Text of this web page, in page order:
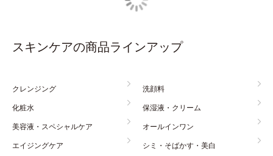
スキンケアの商品ラインアップ
クレンジング
洗顔料
化粧水
保湿液・クリーム
美容液・スペシャルケア
オールインワン
エイジングケア
シミ・そばかす・美白